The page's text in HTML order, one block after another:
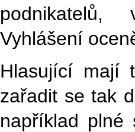
Vyhlášení
Hlasující mají
zařadit se tak
například plné